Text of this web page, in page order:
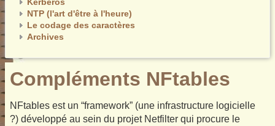
NTP (l'art d'être à l'heure)
Le codage des caractères
Archives
Compléments NFtables
NFtables est un “framework” (une infrastructure logicielle
?) développé au sein du projet Netfilter qui procure le